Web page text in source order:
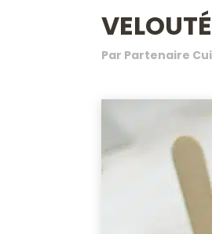
Par Partenaire